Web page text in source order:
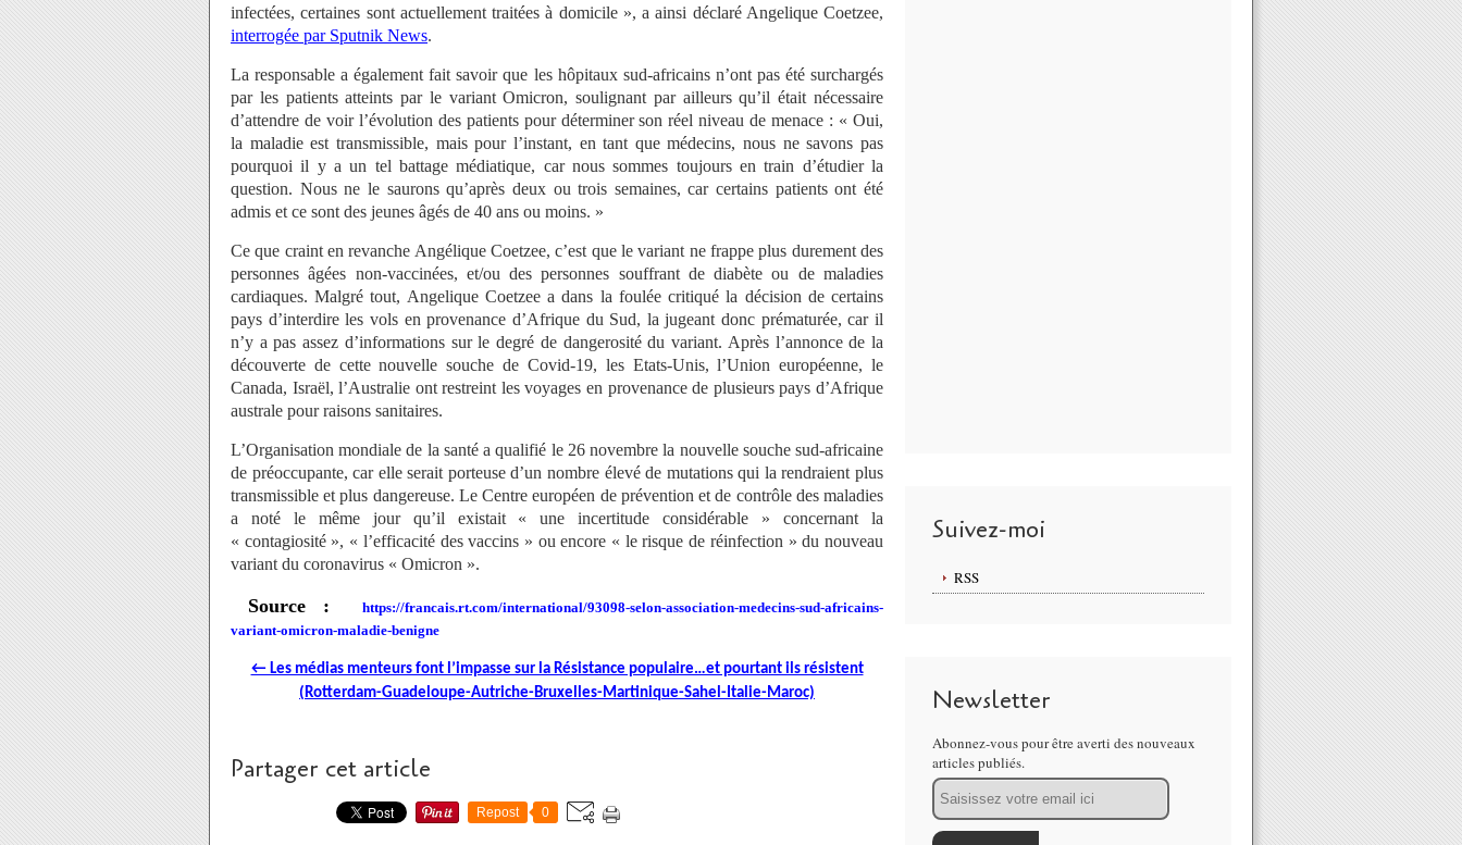
infectées, certaines sont actuellement traitées à domicile », a ainsi déclaré Angelique Coetzee,
interrogée par Sputnik News.
La responsable a également fait savoir que les hôpitaux sud-africains n’ont pas été surchargés
par les patients atteints par le variant Omicron, soulignant par ailleurs qu’il était nécessaire
d’attendre de voir l’évolution des patients pour déterminer son réel niveau de menace : « Oui,
la maladie est transmissible, mais pour l’instant, en tant que médecins, nous ne savons pas
pourquoi il y a un tel battage médiatique, car nous sommes toujours en train d’étudier la
question. Nous ne le saurons qu’après deux ou trois semaines, car certains patients ont été
admis et ce sont des jeunes âgés de 40 ans ou moins. »
Ce que craint en revanche Angélique Coetzee, c’est que le variant ne frappe plus durement des
personnes âgées non-vaccinées, et/ou des personnes souffrant de diabète ou de maladies
cardiaques. Malgré tout, Angelique Coetzee a dans la foulée critiqué la décision de certains
pays d’interdire les vols en provenance d’Afrique du Sud, la jugeant donc prématurée, car il
n’y a pas assez d’informations sur le degré de dangerosité du variant. Après l’annonce de la
découverte de cette nouvelle souche de Covid-19, les Etats-Unis, l’Union européenne, le
Canada, Israël, l’Australie ont restreint les voyages en provenance de plusieurs pays d’Afrique
australe pour raisons sanitaires.
L’Organisation mondiale de la santé a qualifié le 26 novembre la nouvelle souche sud-africaine
de préoccupante, car elle serait porteuse d’un nombre élevé de mutations qui la rendraient plus
transmissible et plus dangereuse. Le Centre européen de prévention et de contrôle des maladies
a noté le même jour qu’il existait « une incertitude considérable » concernant la
« contagiosité », « l’efficacité des vaccins » ou encore « le risque de réinfection » du nouveau
variant du coronavirus « Omicron ».
Source :
https://francais.rt.com/international/93098-selon-association-medecins-sud-africains-
variant-omicron-maladie-benigne
← Les médias menteurs font l’impasse sur la Résistance populaire…et pourtant ils résistent
(Rotterdam-Guadeloupe-Autriche-Bruxelles-Martinique-Sahel-Italie-Maroc)
Partager cet article
Repost 0
Suivez-moi
RSS
Newsletter
Abonnez-vous pour être averti des nouveaux
articles publiés.
Email